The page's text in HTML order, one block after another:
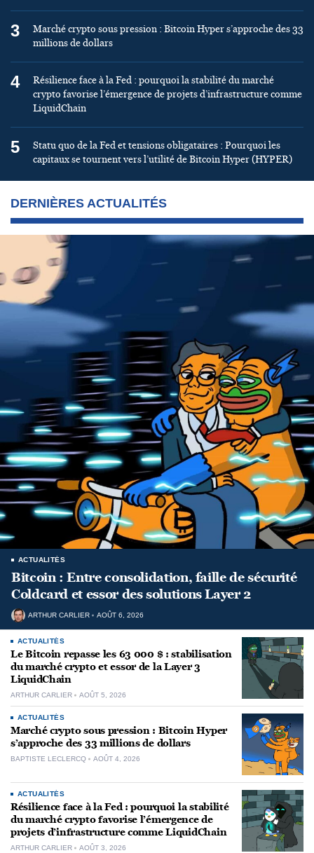
3
Marché crypto sous pression : Bitcoin Hyper s’approche des 33
millions de dollars
4
Résilience face à la Fed : pourquoi la stabilité du marché
crypto favorise l’émergence de projets d’infrastructure comme
LiquidChain
5
Statu quo de la Fed et tensions obligataires : Pourquoi les
capitaux se tournent vers l’utilité de Bitcoin Hyper (HYPER)
DERNIÈRES ACTUALITÉS
ACTUALITÉS
Bitcoin : Entre consolidation, faille de sécurité
Coldcard et essor des solutions Layer 2
ARTHUR CARLIER AOÛT 6, 2026
ACTUALITÉS
Le Bitcoin repasse les 63 000 $ : stabilisation
du marché crypto et essor de la Layer 3
LiquidChain
ARTHUR CARLIER AOÛT 5, 2026
ACTUALITÉS
Marché crypto sous pression : Bitcoin Hyper
s’approche des 33 millions de dollars
BAPTISTE LECLERCQ AOÛT 4, 2026
ACTUALITÉS
Résilience face à la Fed : pourquoi la stabilité
du marché crypto favorise l’émergence de
projets d’infrastructure comme LiquidChain
ARTHUR CARLIER AOÛT 3, 2026